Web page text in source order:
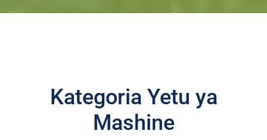
Kategoria Yetu ya
Mashine